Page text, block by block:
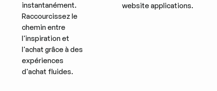
instantanément.
Raccourcissez le
chemin entre
l'inspiration et
l'achat grâce à des
expériences
d'achat fluides.
website applications.